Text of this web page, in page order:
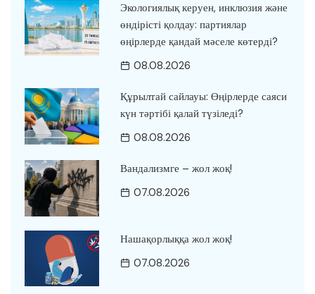
Экологиялық керуен, инклюзия және
өндірісті қолдау: партиялар
өңірлерде қандай мәселе көтерді?
08.08.2026
Құрылтай сайлауы: Өңірлерде саяси
күн тәртібі қалай түзіледі?
08.08.2026
Вандализмге – жол жоқ!
07.08.2026
Нашақорлыққа жол жоқ!
07.08.2026